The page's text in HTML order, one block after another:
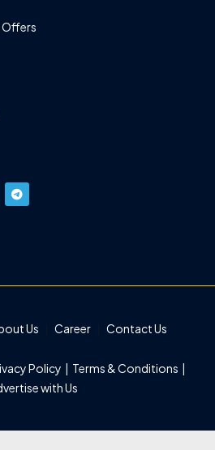
Offers
Us Career Contact Us
Policy Terms & Conditions
with Us